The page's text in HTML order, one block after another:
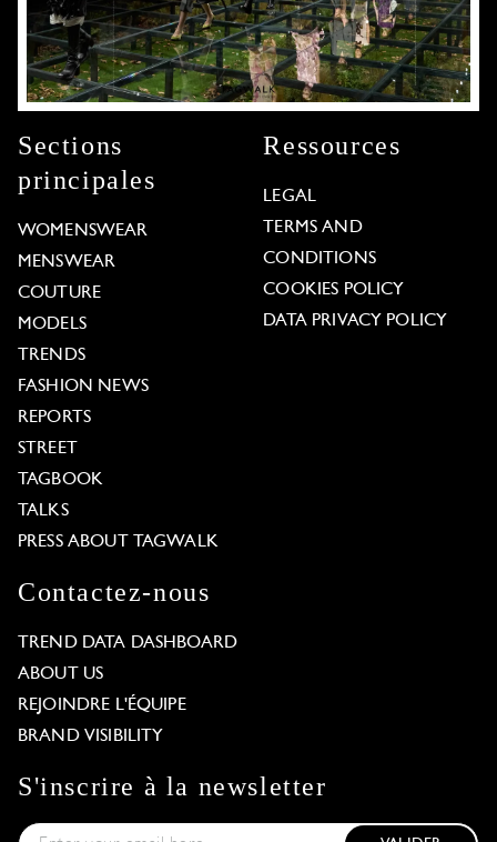
Sections
principales
WOMENSWEAR
MENSWEAR
COUTURE
MODELS
TRENDS
FASHION NEWS
REPORTS
STREET
TAGBOOK
TALKS
PRESS ABOUT TAGWALK
Ressources
LEGAL
TERMS AND
CONDITIONS
COOKIES POLICY
DATA PRIVACY POLICY
Contactez-nous
TREND DATA DASHBOARD
ABOUT US
REJOINDRE L'ÉQUIPE
BRAND VISIBILITY
S'inscrire à la newsletter